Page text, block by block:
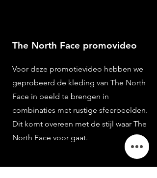
The North Face promovideo
Voor deze promotievideo hebben we
geprobeerd de kleding van The North
Face in beeld te brengen in
combinaties met rustige sfeerbeelden.
Dit komt overeen met de stijl waar The
North Face voor gaat.